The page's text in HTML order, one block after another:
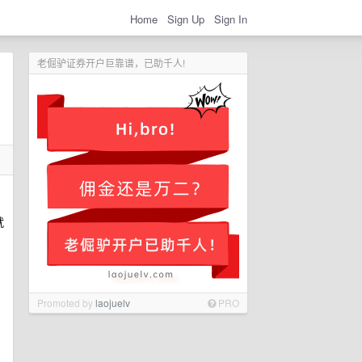
Home Sign Up Sign In
老倔驴证券开户巨靠谱，已助千人!
Promoted bylaojuelv PRO